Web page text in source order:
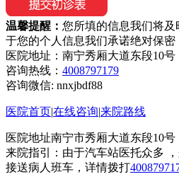
温馨提醒： 您所填的信息我们将
于您的个人信息我们承诺绝对保密
医院地址：南宁秀厢大道东段10号
咨询热线： 4008797179
咨询微信: nnxjbdf88
医院首页|在线咨询|来院路线
医院地址南宁市秀厢大道东段10号
来院指引：由于汽车站医托众多
接送病人班车，详情拨打